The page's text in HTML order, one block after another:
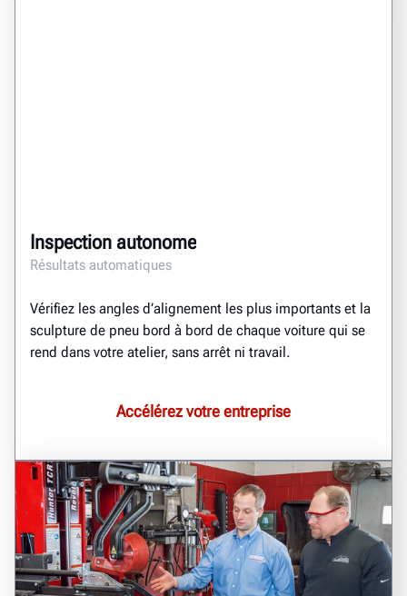
Inspection autonome
Résultats automatiques
Vérifiez les angles d’alignement les plus importants et la
sculpture de pneu bord à bord de chaque voiture qui se
rend dans votre atelier, sans arrêt ni travail.
Accélérez votre entreprise